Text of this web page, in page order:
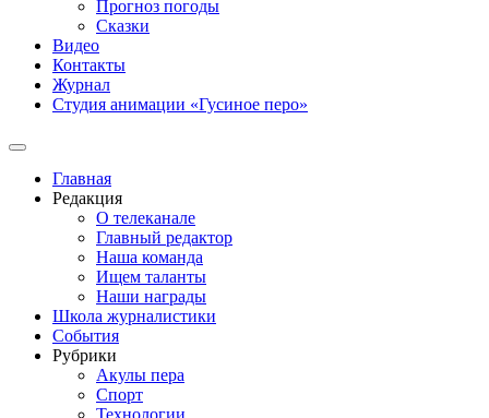
Прогноз погоды
Сказки
Видео
Контакты
Журнал
Студия анимации «Гусиное перо»
Главная
Редакция
О телеканале
Главный редактор
Наша команда
Ищем таланты
Наши награды
Школа журналистики
События
Рубрики
Акулы пера
Спорт
Технологии